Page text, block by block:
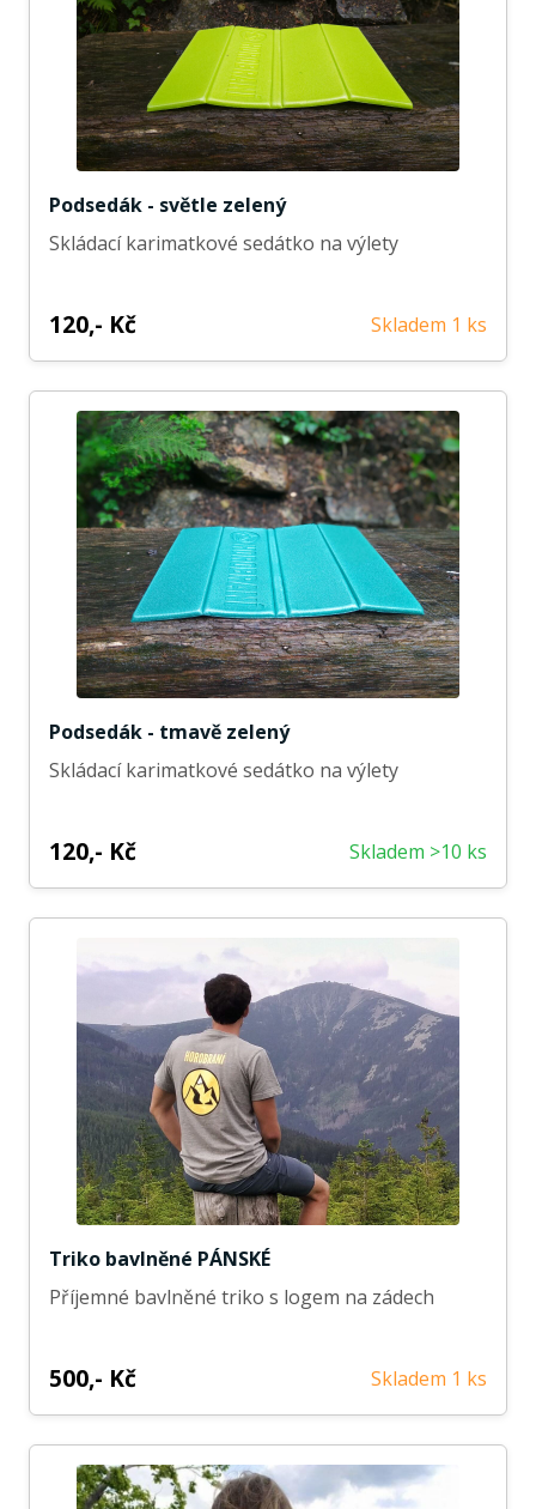
Podsedák - světle zelený
Skládací karimatkové sedátko na výlety
120,- Kč Skladem 1 ks
Podsedák - tmavě zelený
Skládací karimatkové sedátko na výlety
120,- Kč Skladem >10 ks
Triko bavlněné PÁNSKÉ
Příjemné bavlněné triko s logem na zádech
500,- Kč Skladem 1 ks